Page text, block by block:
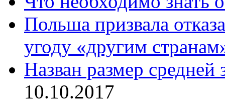
Польша призвала
угоду «другим
Назван размер
10.10.2017